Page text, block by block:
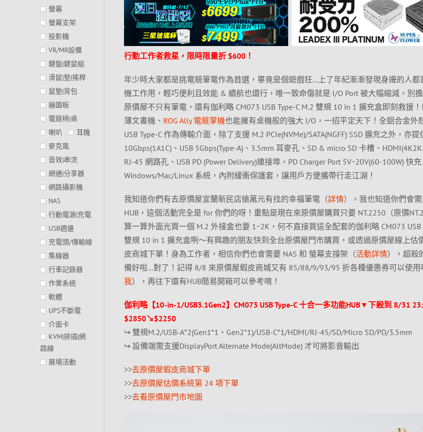
行動工作者救星，限時限量折 $600！
年少時大家都是挑電競筆電作為首選，畢竟是個遊戲狂…上了年紀漸漸發現身邊的人都
機工作用，輕巧便利且效能 & 續航也還行，唯一致命傷就是 I/O Port 被大幅縮減，別
原價屋不只有筆電，還有伽利略 CM073 USB Type-C M.2 雙規 10 in 1 擴充盒即刻救援
薄文書機、 ROG Ally 電競掌機也能擁有桌機般的強大 I/O，一招平定天下！全鋁合金外
USB Type-C 作為傳輸介面，除了支援 M.2 PCIe(NVMe)/SATA(NGFF) SSD 擴充之外，亦提
10Gbps(1A1C)、USB 5Gbps(Type-A)、3.5mm 耳麥孔、SD & micro SD 卡槽、
RJ-45 網路孔、USB PD (Power Delivery)連接埠，PD Charger Port 5V~20V(60-100W) 快
Windows/Mac/Linux 系統，內附緩衝保護套，讓用戶方便攜帶行走江湖！
我知道你們有去原價屋宜蘭新民店搶萬元有找的幸福筆電（詳情），我也知道你們會
HUB，這個活動完全是 for 你們的呀！重點是現在來原價屋購買只要 NT.2250（原價
算一算外面光買一個 M.2 外接盒也要 1~2K，何不直接買這全配套的伽利略 CM073 USB
雙規 10 in 1 擴充盒咧～有興趣的朋友快到全台原價屋門市購買，或透過原價屋線上估
皮商城下單！身為工作者，相信你們也會需要 NAS 和 螢幕支撐架（活動詳情），超殺
備好啦…對了！記得 8/8 來原價屋蝦皮商城又有 85/88/9/93/95 折各種優惠券可以使用
我），再往下還有HUB簡易開箱可以參考唷！
伽利略【10-in-1/USB3.1Gen2】CM073 USB Type-C 十合一多功能HUB▼下殺到 8/31
$2850↘$2250
↪ 雙規M.2/USB-A*2(Gen1*1、Gen2*1)/USB-C*1/HDMI/RJ-45/SD/Micro SD/PD/3.5mm
↪ 設備端需支援DisplayPort Alternate Mode(AltMode) 才可將影音輸出
>>去原價屋蝦皮商城下單
>>去原價屋估價系統第 24 項下單
>>去看原價屋門市地圖
螢幕
螢幕支架
投影機
VR/MR設備
鍵盤|鍵鼠組
滑鼠|墊|搖桿
鼠墊|背包
繪圖板
電競椅|桌
喇叭
耳機
麥克風
音效|串流
網通|分享器
網路攝影機
NAS
行動電源|充電
USB週邊
充電頭/傳輸線
集線器
行車記錄器
作業系統
軟體
UPS不斷電
介面卡
KVM|排插|網
路線
展場活動